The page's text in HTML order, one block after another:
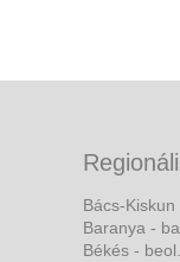
Bács-
Baranya -
Békés -